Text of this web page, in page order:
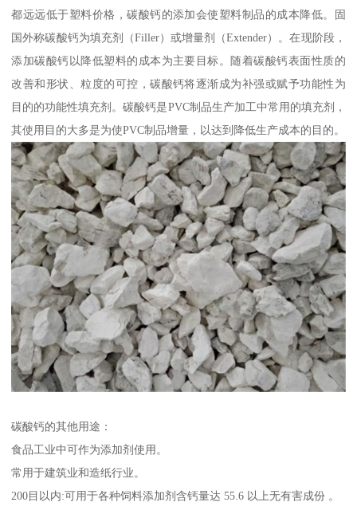
都远远低于塑料价格，碳酸钙的添加会使塑料制品的成本降低。固
国外称碳酸钙为填充剂（Filler）或增量剂（Extender）。在现阶段，
添加碳酸钙以降低塑料的成本为主要目标。随着碳酸钙表面性质的
改善和形状、粒度的可控，碳酸钙将逐渐成为补强或赋予功能性为
目的的功能性填充剂。碳酸钙是PVC制品生产加工中常用的填充剂，
其使用目的大多是为使PVC制品增量，以达到降低生产成本的目的。
碳酸钙的其他用途：
食品工业中可作为添加剂使用。
常用于建筑业和造纸行业。
200目以内:可用于各种饲料添加剂含钙量达 55.6 以上无有害成份 。